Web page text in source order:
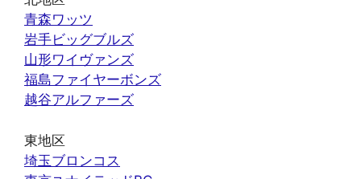
青森ワッツ
岩手ビッグブルズ
山形ワイヴァンズ
福島ファイヤーボンズ
越谷アルファーズ
東地区
埼玉ブロンコス